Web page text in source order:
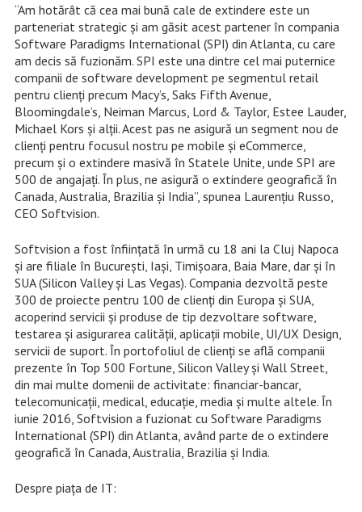
“Am hotărât că cea mai bună cale de extindere este un
parteneriat strategic și am găsit acest partener în compania
Software Paradigms International (SPI) din Atlanta, cu care
am decis să fuzionăm. SPI este una dintre cel mai puternice
companii de software development pe segmentul retail
pentru clienți precum Macy’s, Saks Fifth Avenue,
Bloomingdale’s, Neiman Marcus, Lord & Taylor, Estee Lauder,
Michael Kors şi alţii. Acest pas ne asigură un segment nou de
clienți pentru focusul nostru pe mobile și eCommerce,
precum și o extindere masivă în Statele Unite, unde SPI are
500 de angajați. În plus, ne asigură o extindere geografică în
Canada, Australia, Brazilia și India”, spunea Laurențiu Russo,
CEO Softvision.
Softvision a fost înfiinţată în urmă cu 18 ani la Cluj Napoca
şi are filiale în Bucureşti, Iaşi, Timişoara, Baia Mare, dar şi în
SUA (Silicon Valley şi Las Vegas). Compania dezvoltă peste
300 de proiecte pentru 100 de clienţi din Europa şi SUA,
acoperind servicii şi produse de tip dezvoltare software,
testarea şi asigurarea calităţii, aplicaţii mobile, UI/UX Design,
servicii de suport. În portofoliul de clienţi se află companii
prezente în Top 500 Fortune, Silicon Valley şi Wall Street,
din mai multe domenii de activitate: financiar-bancar,
telecomunicaţii, medical, educaţie, media şi multe altele. În
iunie 2016, Softvision a fuzionat cu Software Paradigms
International (SPI) din Atlanta, având parte de o extindere
geografică în Canada, Australia, Brazilia și India.
Despre piaţa de IT: